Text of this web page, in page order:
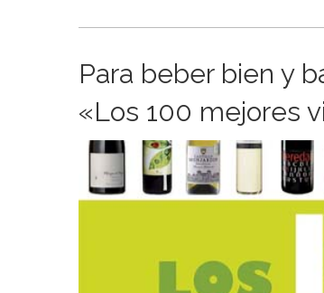
Para beber bien y
«Los 100 mejores